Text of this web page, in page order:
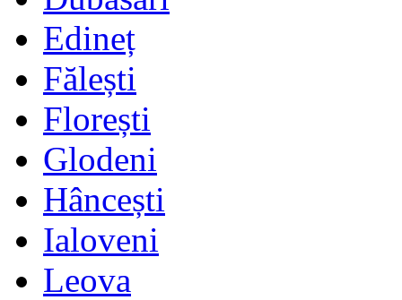
Edineț
Fălești
Florești
Glodeni
Hâncești
Ialoveni
Leova